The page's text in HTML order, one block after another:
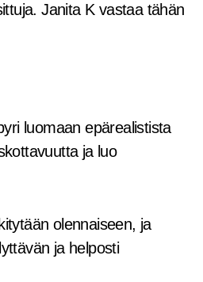
Janita K vastaa tähän
luomaan epärealistista
ja luo
olennaiseen, ja
ja helposti